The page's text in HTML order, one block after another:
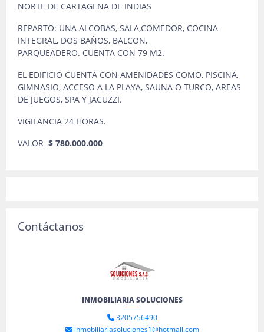
NORTE DE CARTAGENA DE INDIAS
REPARTO: UNA ALCOBAS, SALA,COMEDOR, COCINA
INTEGRAL, DOS BAÑOS, BALCON,
PARQUEADERO. CUENTA CON 79 M2.
EL EDIFICIO CUENTA CON AMENIDADES COMO, PISCINA,
GIMNASIO, ACCESO A LA PLAYA, SAUNA O TURCO, AREAS
DE JUEGOS, SPA Y JACUZZI.
VIGILANCIA 24 HORAS.
VALOR $ 780.000.000
Contáctanos
INMOBILIARIA SOLUCIONES
3205756490
inmobiliariasoluciones1@hotmail.com